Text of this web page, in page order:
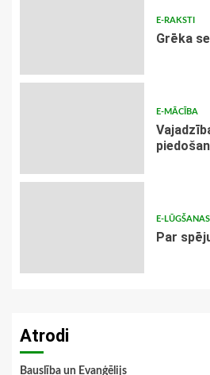
E-RAKSTI
Grēka
E-MĀCĪBA
E-LŪGŠANAS
Par
Atrodi
Bauslība un Evaņģēlijs